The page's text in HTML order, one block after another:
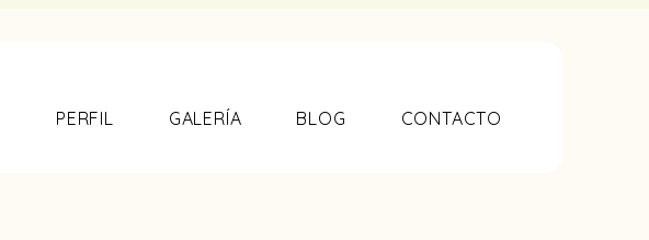
PERFIL GALERÍA BLOG CONTACTO